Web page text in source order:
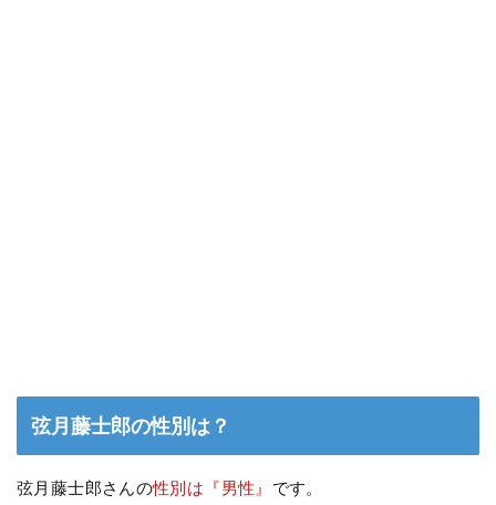
弦月藤士郎の性別は？
弦月藤士郎さんの性別は『男性』 です。